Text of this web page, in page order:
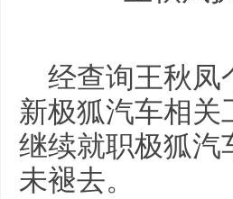
经查询王秋凤
新极狐汽车相
继续就职极狐汽
未褪去。